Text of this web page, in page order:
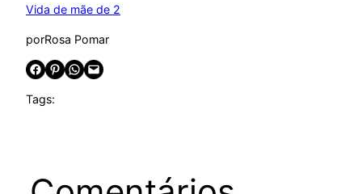
Vida de mãe de 2
porRosa Pomar
Share on Facebook Share on Pinterest Share on WhatsApp Email this Page
Tags: